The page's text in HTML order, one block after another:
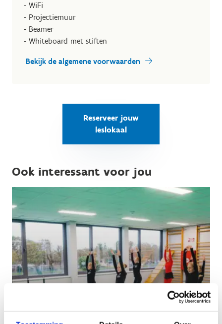
- WiFi
- Projectiemuur
- Beamer
- Whiteboard met stiften
Bekijk de algemene voorwaarden
Reserveer jouw
leslokaal
Ook interessant voor jou